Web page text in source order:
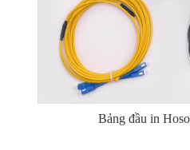
Bảng đầu in